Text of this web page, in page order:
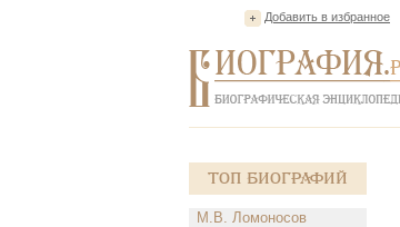
Добавить в избранное
Топ Биографий
М.В. Ломоносов